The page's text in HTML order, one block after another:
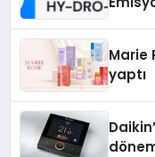
Marie
yaptı